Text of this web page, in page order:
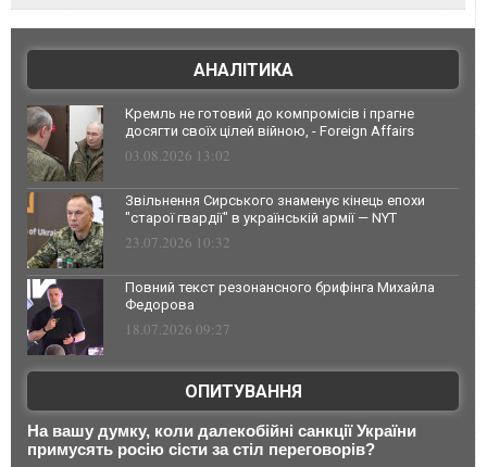
АНАЛІТИКА
Кремль не готовий до компромісів і прагне
досягти своїх цілей війною, - Foreign Affairs
03.08.2026 13:02
Звільнення Сирського знаменує кінець епохи
"старої гвардії" в українській армії — NYT
23.07.2026 10:32
Повний текст резонансного брифінга Михайла
Федорова
18.07.2026 09:27
ОПИТУВАННЯ
На вашу думку, коли далекобійні санкції України
примусять росію сісти за стіл переговорів?